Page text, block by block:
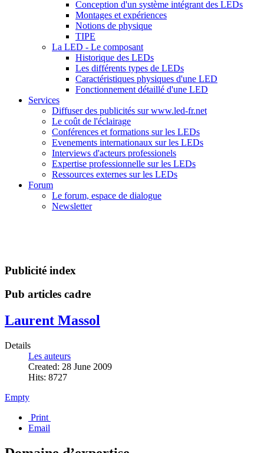
Conception d'un système intégrant des LEDs
Montages et expériences
Notions de physique
TIPE
La LED - Le composant
Historique des LEDs
Les différents types de LEDs
Caractéristiques physiques d'une LED
Fonctionnement détaillé d'une LED
Services
Diffuser des publicités sur www.led-fr.net
Le coût de l'éclairage
Conférences et formations sur les LEDs
Evenements internationaux sur les LEDs
Interviews d'acteurs professionels
Expertise professionnelle sur les LEDs
Ressources externes sur les LEDs
Forum
Le forum, espace de dialogue
Newsletter
Publicité index
Pub articles cadre
Laurent Massol
Details
Les auteurs
Created: 28 June 2009
Hits: 8727
Empty
Print
Email